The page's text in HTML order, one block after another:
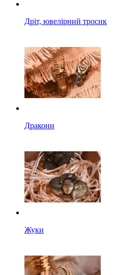
Дріт, ювелірний тросик
Дракони
Жуки